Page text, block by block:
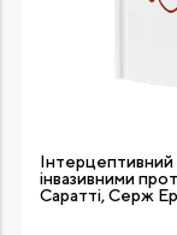
Інтерцептивний
інвазивними
Саратті, Серж